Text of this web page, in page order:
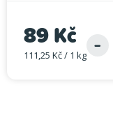
89 Kč
Měrná cena:
111,25 Kč / 1 kg